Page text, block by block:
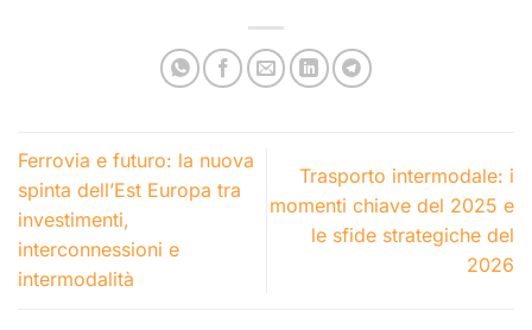
Ferrovia e futuro: la nuova
spinta dell’Est Europa tra
investimenti,
interconnessioni e
intermodalità
Trasporto intermodale: i
momenti chiave del 2025 e
le sfide strategiche del
2026